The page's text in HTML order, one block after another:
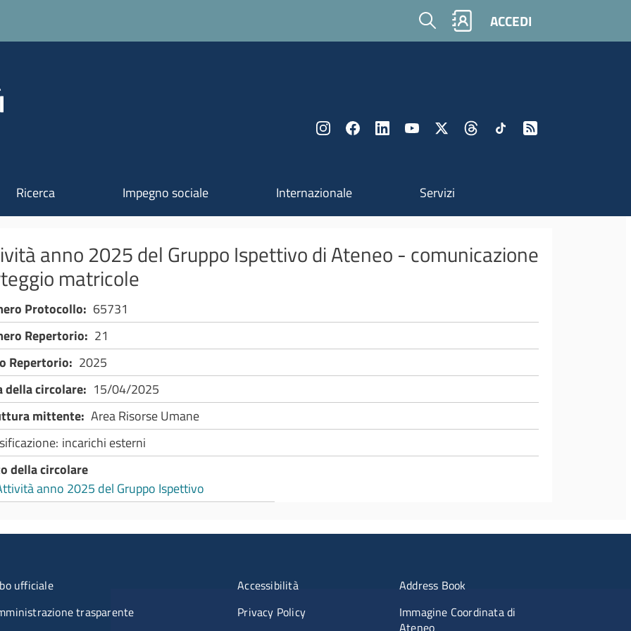
Cerca ACCEDI
Ricerca Impegno sociale Internazionale Servizi
anno 2025 del Gruppo Ispettivo di Ateneo - comunicazione
matricole
Protocollo 65731
Repertorio 21
Repertorio 2025
della circolare
15/04/2025
mittente Area Risorse Umane
incarichi esterni
della circolare
anno 2025 del Gruppo Ispettivo
organizzazione
ufficiale
trasparente
Menù riferimenti
Accessibilità
Privacy Policy
Menu portale
Address Book
Immagine Coordinata di
Ateneo